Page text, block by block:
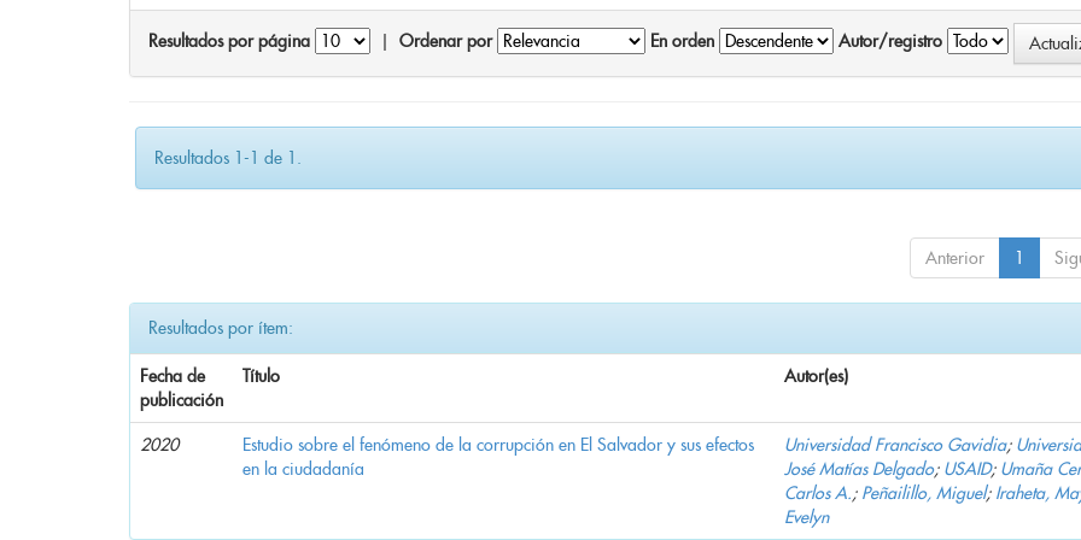
Resultados por página Ordenar por En orden Autor/registro
Resultados 1-1 de 1.
Anterior 1
Resultados por ítem:
Fecha de
publicación
Título Autor(es)
2020
Estudio sobre el fenómeno de la corrupción en El Salvador y sus efectos
en la ciudadanía
Universidad Francisco Gavidia;
José Matías Delgado; USAID; Umaña
Carlos A.; Peñailillo, Miguel; Iraheta,
Evelyn